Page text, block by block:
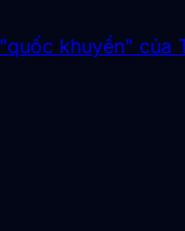
của Triều Tiên